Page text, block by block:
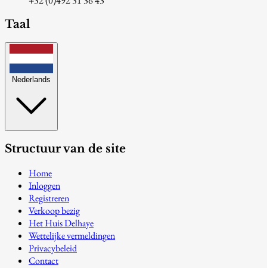
Taal
Nederlands
Structuur van de site
Home
Inloggen
Registreren
Verkoop bezig
Het Huis Delhaye
Wettelijke vermeldingen
Privacybeleid
Contact